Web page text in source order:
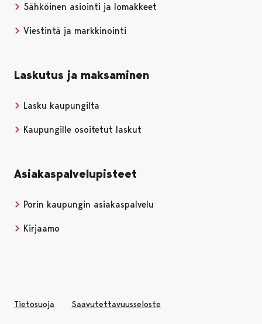
Sähköinen asiointi ja lomakkeet
Viestintä ja markkinointi
Laskutus ja maksaminen
Lasku kaupungilta
Kaupungille osoitetut laskut
Asiakaspalvelupisteet
Porin kaupungin asiakaspalvelu
Kirjaamo
Tietosuoja Saavutettavuusseloste